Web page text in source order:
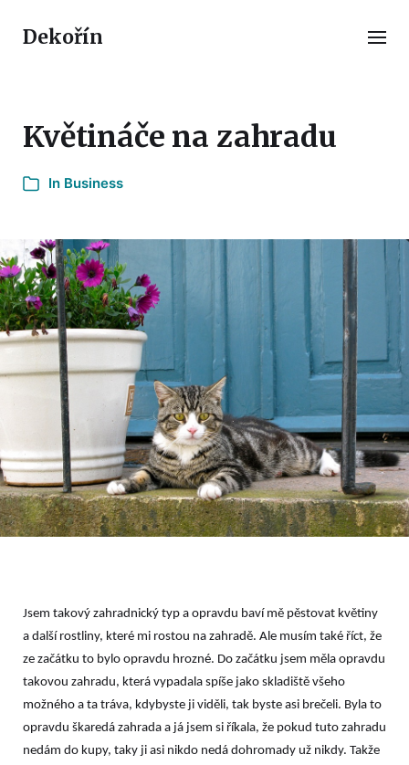
Dekořín
Květináče na zahradu
In Business
Jsem takový zahradnický typ a opravdu baví mě pěstovat květiny
a další rostliny, které mi rostou na zahradě. Ale musím také říct, že
ze začátku to bylo opravdu hrozné. Do začátku jsem měla opravdu
takovou zahradu, která vypadala spíše jako skladiště všeho
možného a ta tráva, kdybyste ji viděli, tak byste asi brečeli. Byla to
opravdu škaredá zahrada a já jsem si říkala, že pokud tuto zahradu
nedám do kupy, taky ji asi nikdo nedá dohromady už nikdy. Takže